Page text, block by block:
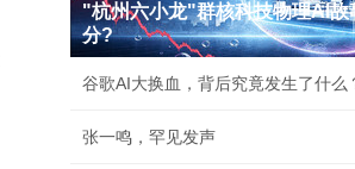
"杭州六小龙"群核科技物理AI故
分?
谷歌AI大换血，背后究竟发生了什么
张一鸣，罕见发声